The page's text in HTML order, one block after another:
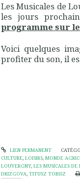
Les Musicales de
les jours
programme sur
Voici quelques
profiter du son, il
LIEN PERMANENT
CULTURE, LOISIRS, MONDE
LOUVERGNY, LES MUSICALES DE
DRIZGOVA, TITUSZ TOBISZ